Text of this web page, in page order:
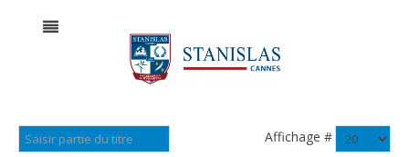
Affichage #